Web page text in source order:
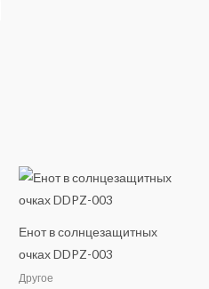
Енот в солнцезащитных
очках DDPZ-003
Другое